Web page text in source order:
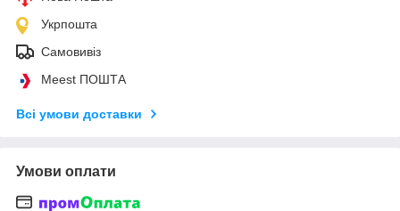
Укрпошта
Самовивіз
Meest ПОШТА
Всі умови доставки
Умови оплати